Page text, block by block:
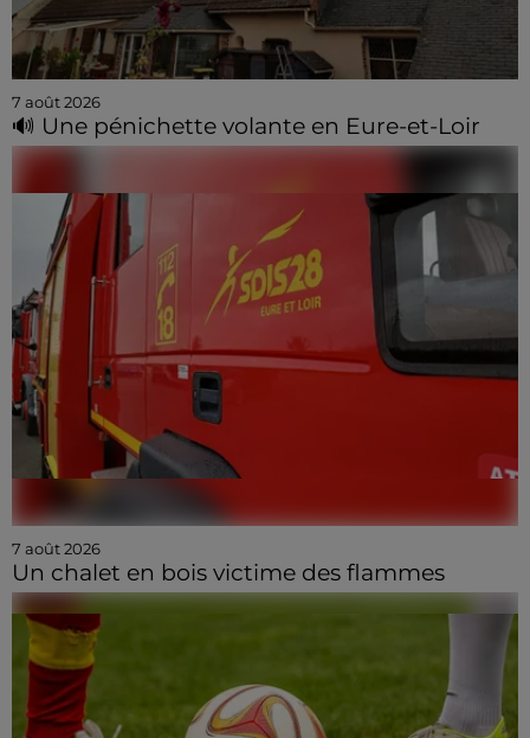
7 août 2026
🔊 Une pénichette volante en Eure-et-Loir
7 août 2026
Un chalet en bois victime des flammes